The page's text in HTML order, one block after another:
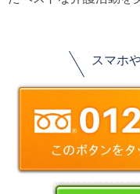
スマホ